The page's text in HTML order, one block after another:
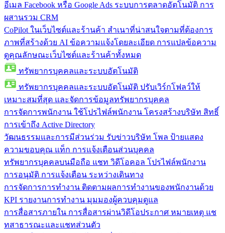
อีเมล Facebook หรือ Google Ads ระบบการตลาดอัตโนมัติ การ
ผสานรวม CRM
CoPilot ในเว็บไซต์และร้านค้า สำเนาที่น่าสนใจตามที่ต้องการ
ภาพที่สร้างด้วย AI ข้อความแจ้งโดยละเอียด การแปลข้อความ
ดูคุณลักษณะเว็บไซต์และร้านค้าทั้งหมด
ทรัพยากรบุคคลและระบบอัตโนมัติ
ทรัพยากรบุคคลและระบบอัตโนมัติ ปรับเวิร์กโฟลว์ให้
เหมาะสมที่สุด และจัดการข้อมูลทรัพยากรบุคคล
การจัดการพนักงาน ใช้โปรไฟล์พนักงาน โครงสร้างบริษัท สิทธิ์
การเข้าถึง Active Directory
วัฒนธรรมและการมีส่วนร่วม รับข่าวบริษัท โพล ป้ายแสดง
ความขอบคุณ แท็ก การแจ้งเตือนส่วนบุคคล
ทรัพยากรบุคคลบนมือถือ แชท วิดีโอคอล โปรไฟล์พนักงาน
การอนุมัติ การแจ้งเตือน ระหว่างเดินทาง
การจัดการการทำงาน ติดตามผลการทำงานของพนักงานด้วย
KPI รายงานการทำงาน มุมมองผู้ควบคุมดูแล
การสื่อสารภายใน การสื่อสารผ่านวิดีโอประกาศ หมายเหตุ แช
ทสาธารณะและแชทส่วนตัว